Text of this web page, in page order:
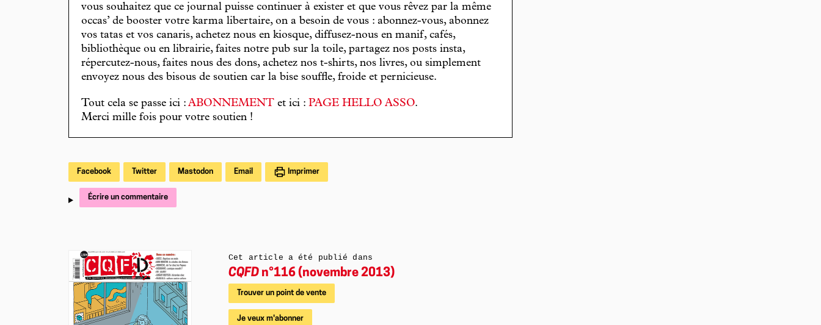
vous souhaitez que ce journal puisse continuer à exister et que vous rêvez par la même
occas’ de booster votre karma libertaire, on a besoin de vous : abonnez-vous, abonnez
vos tatas et vos canaris, achetez nous en kiosque, diffusez-nous en manif, cafés,
bibliothèque ou en librairie, faites notre pub sur la toile, partagez nos posts insta,
répercutez-nous, faites nous des dons, achetez nos t-shirts, nos livres, ou simplement
envoyez nous des bisous de soutien car la bise souffle, froide et pernicieuse.
Tout cela se passe ici : ABONNEMENT et ici : PAGE HELLO ASSO.
Merci mille fois pour votre soutien !
Facebook Twitter Mastodon Email Imprimer
Écrire un commentaire
Cet article a été publié dans
CQFD n°116 (novembre 2013)
Trouver un point de vente
Je veux m'abonner